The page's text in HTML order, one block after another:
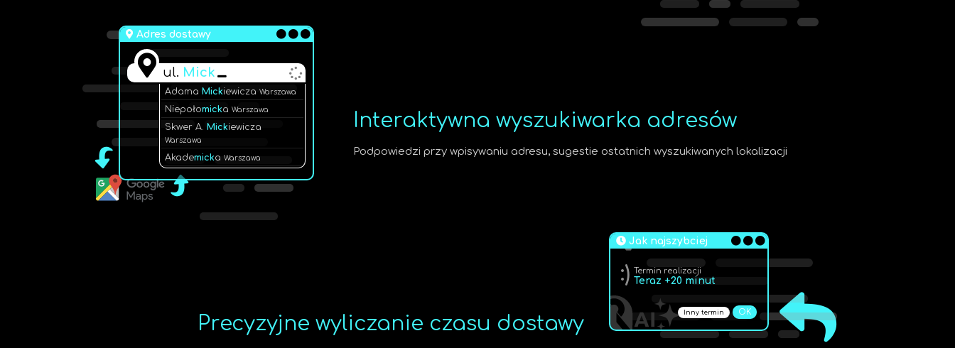
Adres dostawy
ul. Mick
Adama Mickiewicza Warszawa
Niepołomicka Warszawa
Skwer A. Mickiewicza
Warszawa
Akademicka Warszawa
Interaktywna wyszukiwarka adresów
Podpowiedzi przy wpisywaniu adresu, sugestie ostatnich wyszukiwanych lokalizacji
Precyzyjne wyliczanie czasu dostawy
Jak najszybciej
:) Termin realizacji
Teraz +20 minut
Inny termin OK